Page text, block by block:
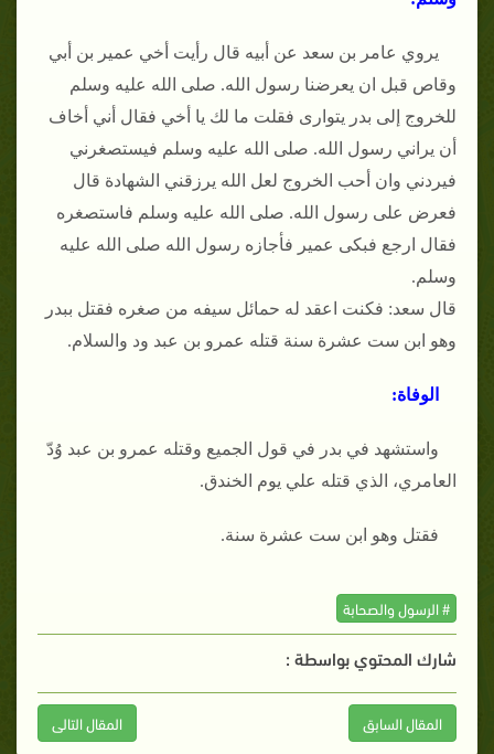
يروي عامر بن سعد عن أبيه قال رأيت أخي عمير بن أبي
وقاص قبل ان يعرضنا رسول الله. صلى الله عليه وسلم
للخروج إلى بدر يتوارى فقلت ما لك يا أخي فقال أني أخاف
أن يراني رسول الله. صلى الله عليه وسلم فيستصغرني
فيردني وان أحب الخروج لعل الله يرزقني الشهادة قال
فعرض على رسول الله. صلى الله عليه وسلم فاستصغره
فقال ارجع فبكى عمير فأجازه رسول الله صلى الله عليه
وسلم.
قال سعد: فكنت اعقد له حمائل سيفه من صغره فقتل ببدر
وهو ابن ست عشرة سنة قتله عمرو بن عبد ود والسلام.
الوفاة:
واستشهد في بدر في قول الجميع وقتله عمرو بن عبد وُدّ
العامري، الذي قتله علي يوم الخندق.
فقتل وهو ابن ست عشرة سنة.
# الرسول والصحابة
شارك المحتوي بواسطة :
المقال السابق المقال التالى